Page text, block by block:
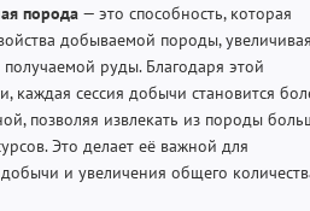
порода — это способность, которая
добываемой породы,
получаемой руды. Благодаря этой
каждая сессия добычи становится
позволяя извлекать из породы
Это делает её важной для
и увеличения общего